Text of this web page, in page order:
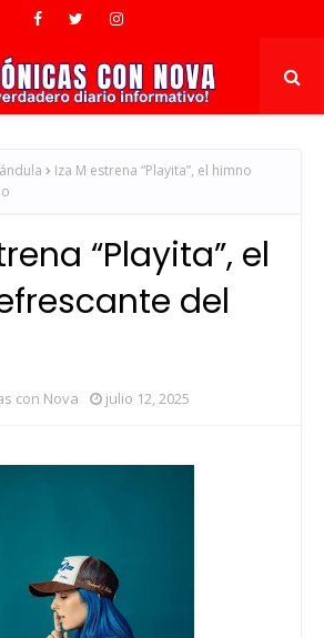
Iza M estrena “Playita”, el himno
“Playita”, el
del
con Nova julio 12, 2025